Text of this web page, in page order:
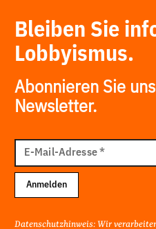
Bleiben Sie
Lobbyismus.
Abonnieren Sie
Newsletter.
Mail
Adresse
E-Mail-Adresse*
Anmelden
Datenschutzhinweis: Wir